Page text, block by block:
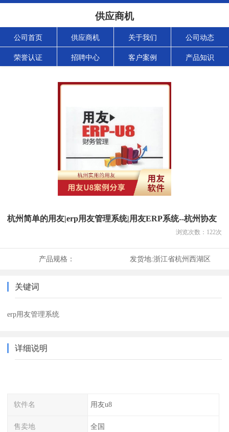
供应商机
公司首页 供应商机 关于我们 公司动态
荣誉认证 招聘中心 客户案例 产品知识
杭州简单的用友|erp用友管理系统|用友ERP系统--杭州协友
浏览次数： 122次
产品规格： 发货地:浙江省杭州西湖区
关键词
erp用友管理系统
详细说明
软件名 用友u8
售卖地 全国